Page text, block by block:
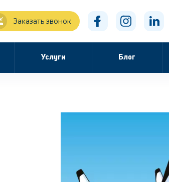
Заказать звонок
Услуги Блог